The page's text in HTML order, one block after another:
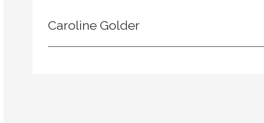
Caroline Golder